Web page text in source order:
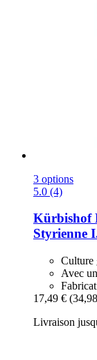
3 options
5.0 (4)
Kürbishof
Styrienne
Culture
Avec
17,49 €
Livraison